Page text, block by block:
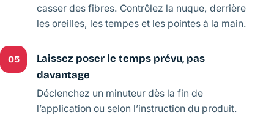
casser des fibres. Contrôlez la nuque, derrière
les oreilles, les tempes et les pointes à la main.
05
Laissez poser le temps prévu, pas
davantage
Déclenchez un minuteur dès la fin de
l’application ou selon l’instruction du produit.